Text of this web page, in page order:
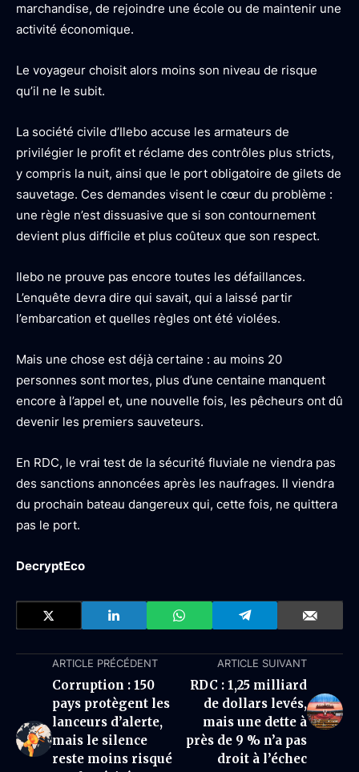
marchandise, de rejoindre une école ou de maintenir une
activité économique.
Le voyageur choisit alors moins son niveau de risque
qu’il ne le subit.
La société civile d’Ilebo accuse les armateurs de
privilégier le profit et réclame des contrôles plus stricts,
y compris la nuit, ainsi que le port obligatoire de gilets de
sauvetage. Ces demandes visent le cœur du problème :
une règle n’est dissuasive que si son contournement
devient plus difficile et plus coûteux que son respect.
Ilebo ne prouve pas encore toutes les défaillances.
L’enquête devra dire qui savait, qui a laissé partir
l’embarcation et quelles règles ont été violées.
Mais une chose est déjà certaine : au moins 20
personnes sont mortes, plus d’une centaine manquent
encore à l’appel et, une nouvelle fois, les pêcheurs ont dû
devenir les premiers sauveteurs.
En RDC, le vrai test de la sécurité fluviale ne viendra pas
des sanctions annoncées après les naufrages. Il viendra
du prochain bateau dangereux qui, cette fois, ne quittera
pas le port.
DecryptEco
ARTICLE PRÉCÉDENT
Corruption : 150
pays protègent les
lanceurs d’alerte,
mais le silence
reste moins risqué
ARTICLE SUIVANT
RDC : 1,25 milliard
de dollars levés,
mais une dette à
près de 9 % n’a pas
droit à l’échec